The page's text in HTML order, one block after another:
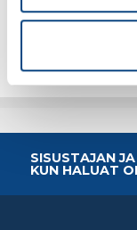
SISUSTAJAN
KUN HALUAT